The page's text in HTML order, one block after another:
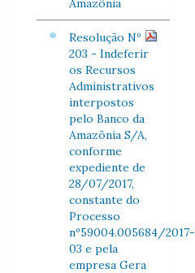
Amazônia
Resolução Nº
203 - Indeferir
os Recursos
Administrativos
interpostos
pelo Banco da
Amazônia S/A,
conforme
expediente de
28/07/2017,
constante do
Processo
nº59004.005684/2017-
03 e pela
empresa Gera